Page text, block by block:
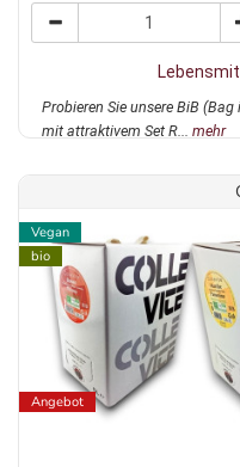
Probieren Sie unsere BiB
mit attraktivem Set R... mehr
Vegan
bio
Angebot